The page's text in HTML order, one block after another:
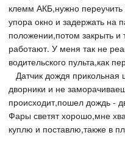
клемм АКБ,нужно
упора окно и задержать на
положении,потом закрыть и
работают. У меня так не
водительского пульта,как
Датчик дождя прикольная
дворники и не
происходит,пошел дождь -
Фары светят хорошо,мне
куплю и поставлю,также в